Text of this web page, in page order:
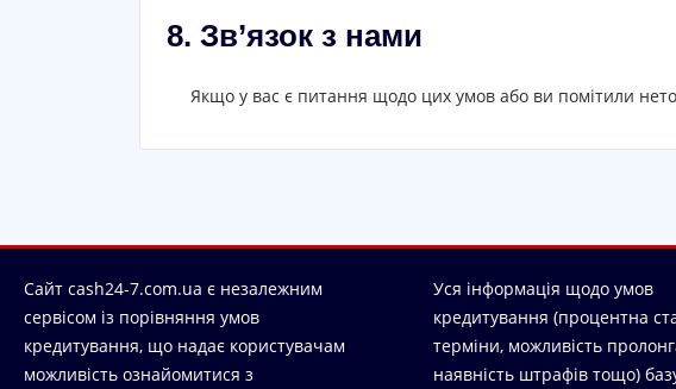
8. Зв’язок з нами
Якщо у вас є питання щодо цих умов або ви помітили
Сайт cash24-7.com.ua є незалежним
сервісом із порівняння умов
кредитування, що надає користувачам
можливість ознайомитися з
Уся інформація щодо умов
кредитування (процентна
терміни, можливість
наявність штрафів тощо)